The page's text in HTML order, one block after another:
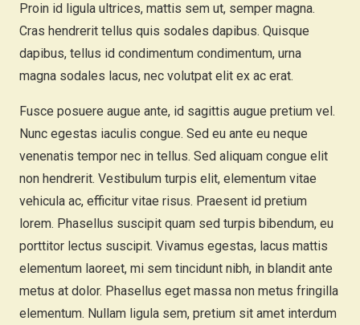
Proin id ligula ultrices, mattis sem ut, semper magna.
Cras hendrerit tellus quis sodales dapibus. Quisque
dapibus, tellus id condimentum condimentum, urna
magna sodales lacus, nec volutpat elit ex ac erat.
Fusce posuere augue ante, id sagittis augue pretium vel.
Nunc egestas iaculis congue. Sed eu ante eu neque
venenatis tempor nec in tellus. Sed aliquam congue elit
non hendrerit. Vestibulum turpis elit, elementum vitae
vehicula ac, efficitur vitae risus. Praesent id pretium
lorem. Phasellus suscipit quam sed turpis bibendum, eu
porttitor lectus suscipit. Vivamus egestas, lacus mattis
elementum laoreet, mi sem tincidunt nibh, in blandit ante
metus at dolor. Phasellus eget massa non metus fringilla
elementum. Nullam ligula sem, pretium sit amet interdum